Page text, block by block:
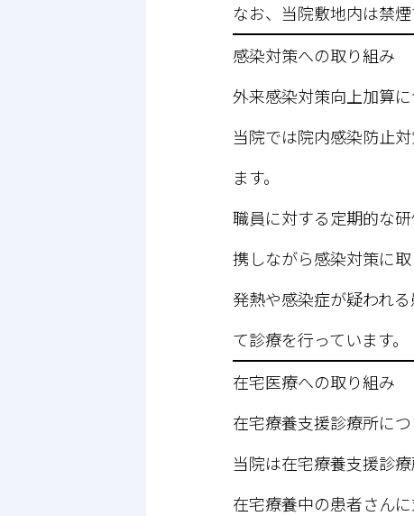
なお、当院敷地内は禁煙
感染対策への取り組み
外来感染対策向上加算
当院では院内感染防止
ます。
職員に対する定期的な
携しながら感染対策に取
発熱や感染症が疑われ
て診療を行っています。
在宅医療への取り組み
在宅療養支援診療所につ
当院は在宅療養支援診
在宅療養中の患者さん